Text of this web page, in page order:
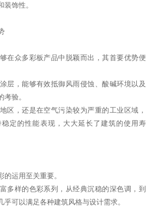
装饰性。
在众多彩板产品中脱颖而出，其首要优势便
层，能够有效抵御风雨侵蚀、酸碱环境以及
考验。
区，还是在空气污染较为严重的工业区域，
定的性能表现，大大延长了建筑的使用寿
运用至关重要。
多样的色彩系列，从经典沉稳的深色调，到
乎可以满足各种建筑风格与设计需求。